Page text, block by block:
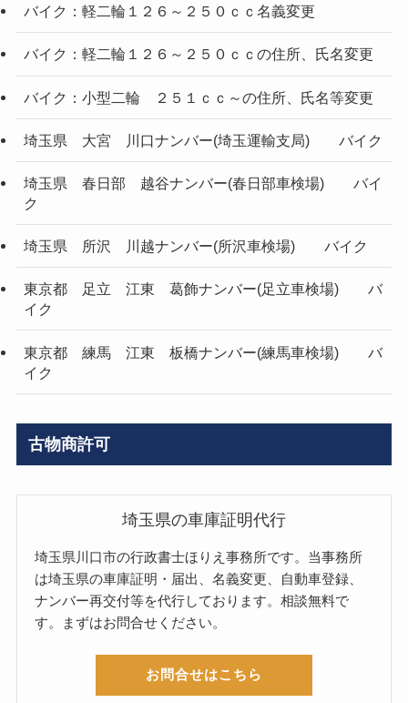
バイク：軽二輪１２６～２５０ｃｃ名義変更
バイク：軽二輪１２６～２５０ｃｃの住所、氏名変更
バイク：小型二輪 ２５１ｃｃ～の住所、氏名等変更
埼玉県 大宮 川口ナンバー(埼玉運輸支局) バイク
埼玉県 春日部 越谷ナンバー(春日部車検場) バイ
ク
埼玉県 所沢 川越ナンバー(所沢車検場) バイク
東京都 足立 江東 葛飾ナンバー(足立車検場) バ
イク
東京都 練馬 江東 板橋ナンバー(練馬車検場) バ
イク
古物商許可
埼玉県の車庫証明代行
埼玉県川口市の行政書士ほりえ事務所です。当事務所
は埼玉県の車庫証明・届出、名義変更、自動車登録、
ナンバー再交付等を代行しております。相談無料で
す。まずはお問合せください。
お問合せはこちら